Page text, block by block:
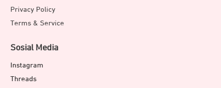
Privacy Policy
Terms & Service
Sosial Media
Instagram
Threads